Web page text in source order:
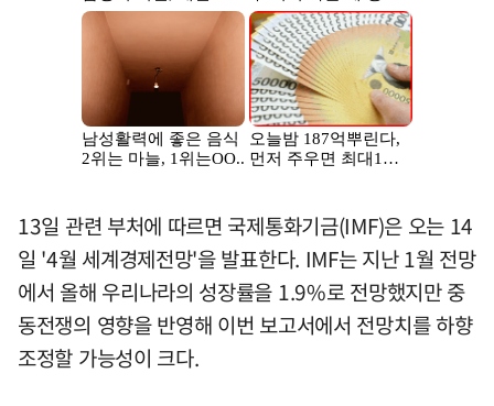
13일 관련 부처에 따르면 국제통화기금(IMF)은 오는 14
일 '4월 세계경제전망'을 발표한다. IMF는 지난 1월 전망
에서 올해 우리나라의 성장률을 1.9%로 전망했지만 중
동전쟁의 영향을 반영해 이번 보고서에서 전망치를 하향
조정할 가능성이 크다.